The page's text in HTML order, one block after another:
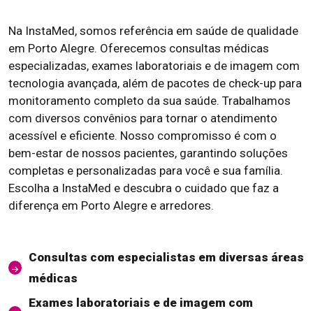
Na InstaMed, somos referência em saúde de qualidade
em Porto Alegre. Oferecemos consultas médicas
especializadas, exames laboratoriais e de imagem com
tecnologia avançada, além de pacotes de check-up para
monitoramento completo da sua saúde. Trabalhamos
com diversos convênios para tornar o atendimento
acessível e eficiente. Nosso compromisso é com o
bem-estar de nossos pacientes, garantindo soluções
completas e personalizadas para você e sua família.
Escolha a InstaMed e descubra o cuidado que faz a
diferença em Porto Alegre e arredores.
Consultas com especialistas em diversas áreas
médicas
Exames laboratoriais e de imagem com